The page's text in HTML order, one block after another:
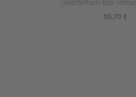
Geschirrtuch-Box
55,70 €